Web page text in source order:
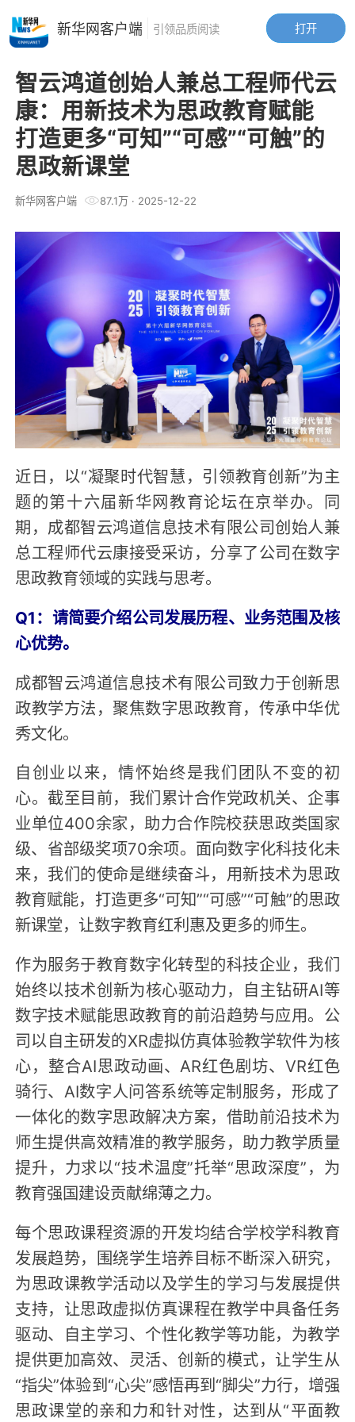
智云鸿道创始人兼总工程师代云
康：用新技术为思政教育赋能
打造更多“可知”“可感”“可触”的
思政新课堂
新华网客户端 87.1万· 2025-12-22
近日，以“凝聚时代智慧，引领教育创新”为主
题的第十六届新华网教育论坛在京举办。同
期，成都智云鸿道信息技术有限公司创始人兼
总工程师代云康接受采访，分享了公司在数字
思政教育领域的实践与思考。
Q1：请简要介绍公司发展历程、业务范围及核
心优势。
成都智云鸿道信息技术有限公司致力于创新思
政教学方法，聚焦数字思政教育，传承中华优
秀文化。
自创业以来，情怀始终是我们团队不变的初
心。截至目前，我们累计合作党政机关、企事
业单位400余家，助力合作院校获思政类国家
级、省部级奖项70余项。面向数字化科技化未
来，我们的使命是继续奋斗，用新技术为思政
教育赋能，打造更多“可知”“可感”“可触”的思政
新课堂，让数字教育红利惠及更多的师生。
作为服务于教育数字化转型的科技企业，我们
始终以技术创新为核心驱动力，自主钻研AI等
数字技术赋能思政教育的前沿趋势与应用。公
司以自主研发的XR虚拟仿真体验教学软件为核
心，整合AI思政动画、AR红色剧坊、VR红色
骑行、AI数字人问答系统等定制服务，形成了
一体化的数字思政解决方案，借助前沿技术为
师生提供高效精准的教学服务，助力教学质量
提升，力求以“技术温度”托举“思政深度”，为
教育强国建设贡献绵薄之力。
每个思政课程资源的开发均结合学校学科教育
发展趋势，围绕学生培养目标不断深入研究，
为思政课教学活动以及学生的学习与发展提供
支持，让思政虚拟仿真课程在教学中具备任务
驱动、自主学习、个性化教学等功能，为教学
提供更加高效、灵活、创新的模式，让学生从
“指尖”体验到“心尖”感悟再到“脚尖”力行，增强
思政课堂的亲和力和针对性，达到从“平面教
打开
新华网客户端 引领品质阅读